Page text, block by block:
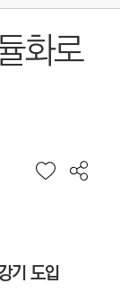
화로
기 도입